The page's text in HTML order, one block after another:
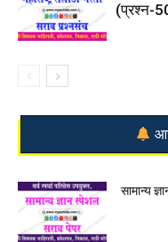
(प्रश्न-
सामान्य